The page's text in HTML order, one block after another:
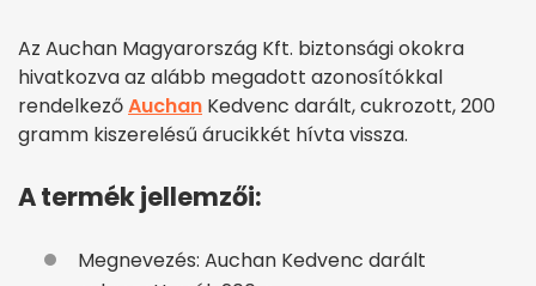
Az Auchan Magyarország Kft. biztonsági okokra
hivatkozva az alább megadott azonosítókkal
rendelkezőAuchan Kedvenc darált, cukrozott, 200
gramm kiszerelésű árucikkét hívta vissza.
A termék jellemzői:
Megnevezés: Auchan Kedvenc darált